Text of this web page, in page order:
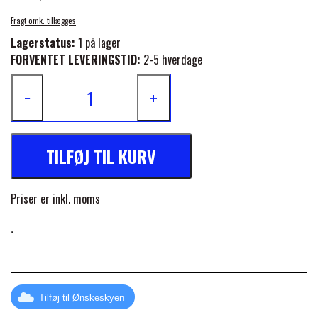
SKO & SMEDEVÆRKTØJ
MONTÉ
GALOP
PREMIER EQUINE MAGNET & INFRARØD
PREMIER EQUINE GRIMER & TRÆKTOV
PREMIER EQUINE TRENSE & TILBEHØR
PREMIER EQUINE SADLER
PREMIER EQUINE SADELUNDERLAG
FENWICK LIQUID TITANIUM®
FINNTACK
FORAN EQUINE
HAPPY MOUTH
Fragt omk. tillægges
Lagerstatus: 1 på lager
FORVENTET LEVERINGSTID: 2-5 hverdage
− +
TILFØJ TIL KURV
Priser er inkl. moms
Tilføj til Ønskeskyen